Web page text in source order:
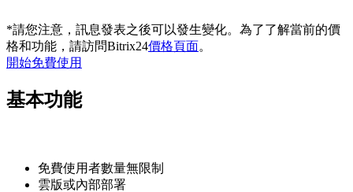
*請您注意，訊息發表之後可以發生變化。為了了解當前的價
格和功能，請訪問Bitrix24價格頁面。
開始免費使用
基本功能
免費使用者數量無限制
雲版或內部部署